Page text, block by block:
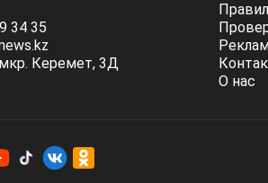
34 35
Керемет, 3Д
О нас